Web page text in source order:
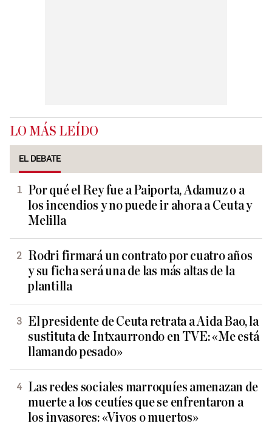
LO MÁS LEÍDO
EL DEBATE
Por qué el Rey fue a Paiporta, Adamuz o a
los incendios y no puede ir ahora a Ceuta y
Melilla
Rodri firmará un contrato por cuatro años
y su ficha será una de las más altas de la
plantilla
El presidente de Ceuta retrata a Aida Bao, la
sustituta de Intxaurrondo en TVE: «Me está
llamando pesado»
Las redes sociales marroquíes amenazan de
muerte a los ceutíes que se enfrentaron a
los invasores: «Vivos o muertos»